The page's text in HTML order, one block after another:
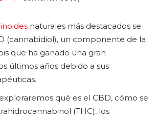
naturales más destacados se
(cannabidiol), un componente de la
que ha ganado una gran
últimos años debido a sus
qué es el CBD, cómo se
(THC), los